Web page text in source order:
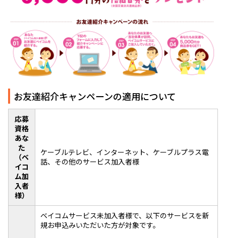
お友達紹介キャンペーンの適用について
応募
資格
あな
た
（ベ
イコ
ム加
入者
様）
ケーブルテレビ、インターネット、ケーブルプラス電
話、その他のサービス加入者様
ベイコムサービス未加入者様で、以下のサービスを新
規お申込みいただいた方が対象です。